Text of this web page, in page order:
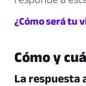
¿Cómo será tu
Cómo y
La respuesta